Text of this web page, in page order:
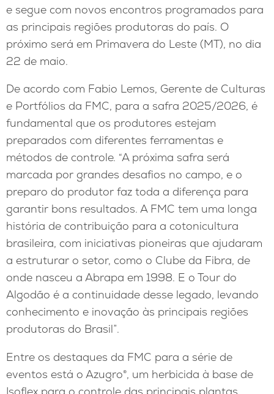
e segue com novos encontros programados para
as principais regiões produtoras do país. O
próximo será em Primavera do Leste (MT), no dia
22 de maio.
De acordo com Fabio Lemos, Gerente de Culturas
e Portfólios da FMC, para a safra 2025/2026, é
fundamental que os produtores estejam
preparados com diferentes ferramentas e
métodos de controle. “A próxima safra será
marcada por grandes desafios no campo, e o
preparo do produtor faz toda a diferença para
garantir bons resultados. A FMC tem uma longa
história de contribuição para a cotonicultura
brasileira, com iniciativas pioneiras que ajudaram
a estruturar o setor, como o Clube da Fibra, de
onde nasceu a Abrapa em 1998. E o Tour do
Algodão é a continuidade desse legado, levando
conhecimento e inovação às principais regiões
produtoras do Brasil”.
Entre os destaques da FMC para a série de
eventos está o Azugro®, um herbicida à base de
Isoflex para o controle das principais plantas